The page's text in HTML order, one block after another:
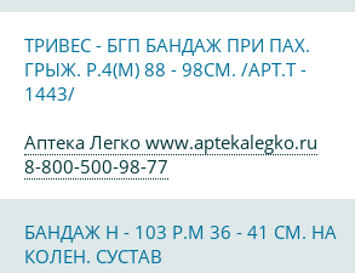
ТРИВЕС - БГП БАНДАЖ ПРИ ПАХ.
ГРЫЖ. Р.4(M) 88 - 98СМ. /АРТ.Т -
1443/
Аптека Легко www.aptekalegko.ru
8-800-500-98-77
БАНДАЖ Н - 103 Р.М 36 - 41 СМ. НА
КОЛЕН. СУСТАВ